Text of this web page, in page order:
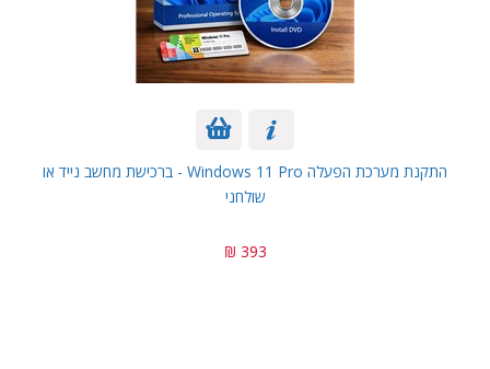
התקנת מערכת הפעלה Windows 11 Pro - ברכישת מחשב נייד או
שולחני
393 ₪